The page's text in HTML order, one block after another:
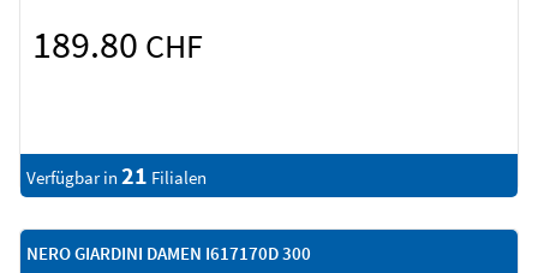
189.80 CHF
Verfügbar in 21 Filialen
NERO GIARDINI DAMEN I617170D 300